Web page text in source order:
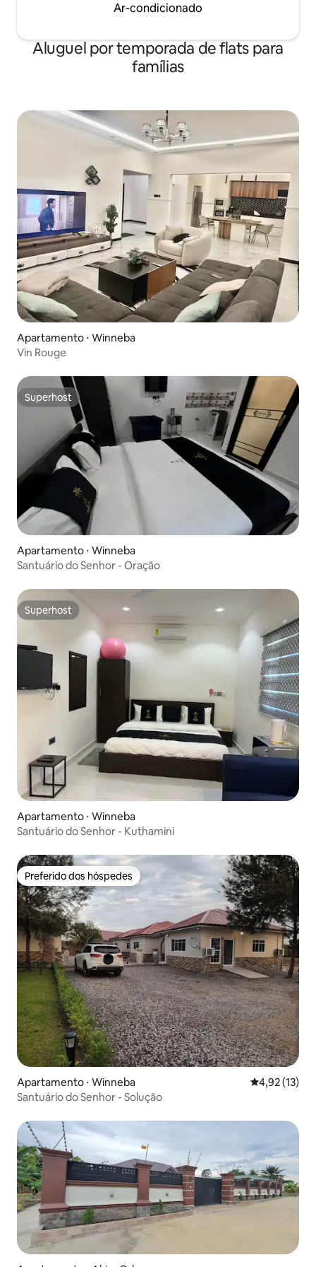
Ar-condicionado
Aluguel por temporada de flats para
famílias
Apartamento ⋅ Winneba
Vin Rouge
Superhost
Superhost
Apartamento ⋅ Winneba
Santuário do Senhor - Oração
Superhost
Superhost
Apartamento ⋅ Winneba
Santuário do Senhor - Kuthamini
Preferido dos hóspedes
Preferido dos hóspedes
Apartamento ⋅ Winneba 4,92 de uma
4,92 (13)
Santuário do Senhor - Solução